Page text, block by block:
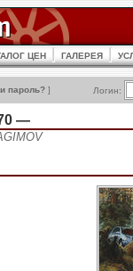
ЦЕН ГАЛЕРЕЯ
пароль? ] Логин:
—